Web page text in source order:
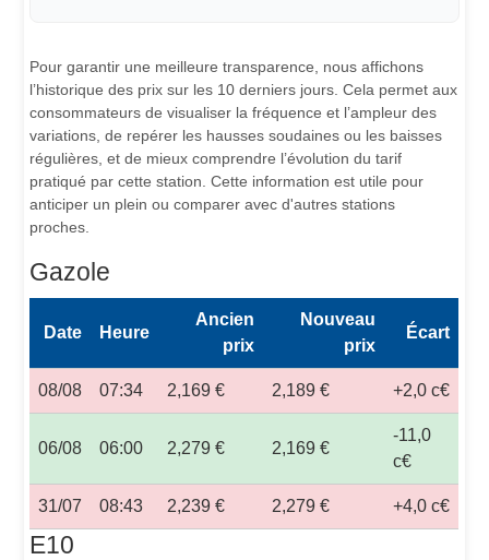
Pour garantir une meilleure transparence, nous affichons
l’historique des prix sur les 10 derniers jours. Cela permet aux
consommateurs de visualiser la fréquence et l’ampleur des
variations, de repérer les hausses soudaines ou les baisses
régulières, et de mieux comprendre l’évolution du tarif
pratiqué par cette station. Cette information est utile pour
anticiper un plein ou comparer avec d'autres stations
proches.
Gazole
Date Heure
Ancien
prix
Nouveau
prix
Écart
08/08 07:34 2,169 € 2,189 € +2,0 c€
06/08 06:00 2,279 € 2,169 €
-11,0
c€
31/07 08:43 2,239 € 2,279 € +4,0 c€
E10